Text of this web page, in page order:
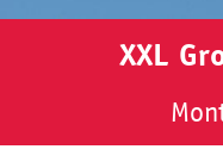
XXL